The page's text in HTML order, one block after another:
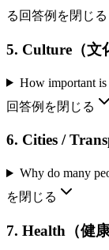
る 回答例を閉じる
5. Culture（文
How important is
回答例を閉じる
6. Cities /
Why do many
を閉じる
7. Health（健康